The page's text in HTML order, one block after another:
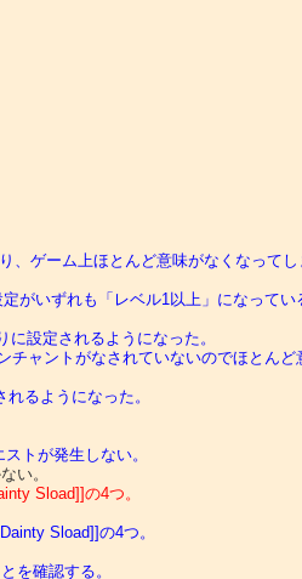
ゲーム上ほとんど意味がなくなって
がいずれも「レベル1以上」になって
設定されるようになった。
ャントがなされていないのでほとんど
るようになった。
トが発生しない。
Sload]]の4つ。
Sload]]の4つ。
を確認する。